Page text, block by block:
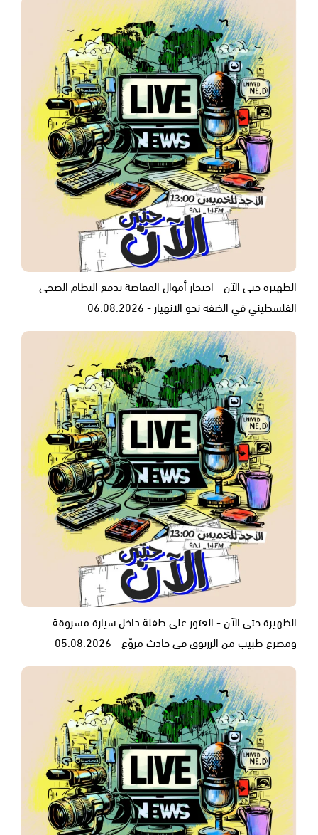
الظهيرة حتى الآن - احتجاز أموال المقاصة يدفع النظام الصحي
الفلسطيني في الضفة نحو الانهيار - 06.08.2026
الظهيرة حتى الآن - العثور على طفلة داخل سيارة مسروقة
ومصرع طبيب من الزرنوق في حادث مروّع - 05.08.2026